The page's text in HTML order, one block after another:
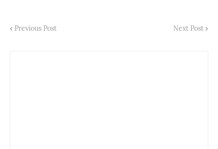
Previous Post Next Post